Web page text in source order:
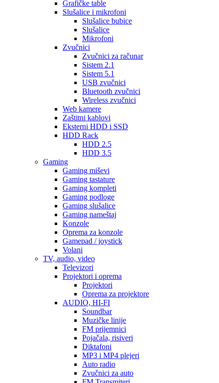
Grafičke table
Slušalice i mikrofoni
Slušalice bubice
Slušalice
Mikrofoni
Zvučnici
Zvučnici za računar
Sistem 2.1
Sistem 5.1
USB zvučnici
Bluetooth zvučnici
Wireless zvučnici
Web kamere
Zaštitni kablovi
Eksterni HDD i SSD
HDD Rack
HDD 2.5
HDD 3.5
Gaming
Gaming miševi
Gaming tastature
Gaming kompleti
Gaming podloge
Gaming slušalice
Gaming nameštaj
Konzole
Oprema za konzole
Gamepad / joystick
Volani
TV, audio, video
Televizori
Projektori i oprema
Projektori
Oprema za projektore
AUDIO, HI-FI
Soundbar
Muzičke linije
FM prijemnici
Pojačala, risiveri
Diktafoni
MP3 i MP4 plejeri
Auto radio
Zvučnici za auto